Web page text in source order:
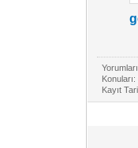
Konuları:
Kayıt